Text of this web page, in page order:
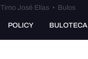
Timo José Elías• Bulos
POLICY BULOTECA